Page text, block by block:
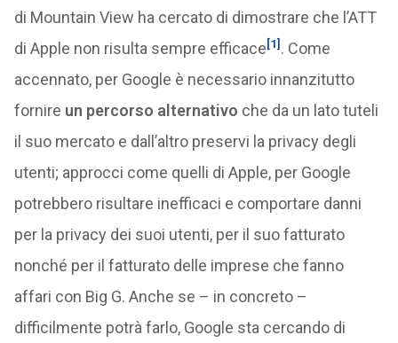
di Mountain View ha cercato di dimostrare che l’ATT
di Apple non risulta sempre efficace[1] . Come
accennato, per Google è necessario innanzitutto
fornire un percorso alternativo che da un lato tuteli
il suo mercato e dall’altro preservi la privacy degli
utenti; approcci come quelli di Apple, per Google
potrebbero risultare inefficaci e comportare danni
per la privacy dei suoi utenti, per il suo fatturato
nonché per il fatturato delle imprese che fanno
affari con Big G. Anche se – in concreto –
difficilmente potrà farlo, Google sta cercando di